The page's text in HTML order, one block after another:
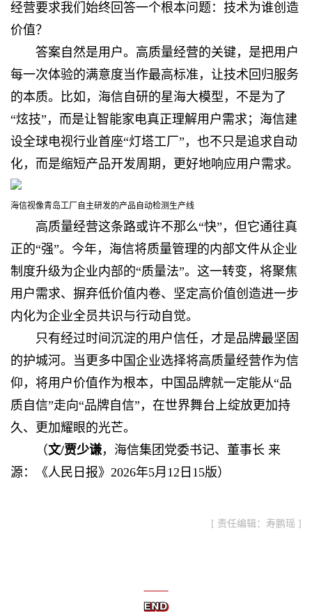
经营要求我们始终回答一个根本问题：技术为谁创造
价值？
答案自然是用户。高质量经营的关键，是把用户
每一次体验的满意度当作最高标准，让技术回归服务
的本质。比如，海信自研的星海大模型，不是为了
“炫技”，而是让智能家电真正理解用户需求；海信建
设全球电视行业首座“灯塔工厂”，也不只是追求自动
化，而是缩短产品开发周期，更好地响应用户需求。
海信视像青岛工厂自主研发的产品自动检测生产线
高质量经营这条路或许不那么“快”，但它通往真
正的“强”。今年，海信将质量管理的内部文件从企业
制度升级为企业内部的“质量法”。这一转变，将聚焦
用户需求、摒弃低价值内卷、坚定高价值创造进一步
内化为企业全员共识与行动自觉。
只有经过时间沉淀的用户信任，才是品牌最坚固
的护城河。当更多中国企业选择将高质量经营作为信
仰，将用户价值作为根本，中国品牌就一定能从“品
质自信”走向“品牌自信”，在世界舞台上绽放更加持
久、更加耀眼的光芒。
（文/贾少谦，海信集团党委书记、董事长 来
源：《人民日报》2026年5月12日15版）
[ 责任编辑：寿鹏瑶 ]